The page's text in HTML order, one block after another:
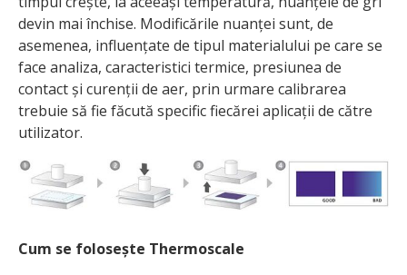
devin mai închise. Modificările nuanței sunt, de
asemenea, influențate de tipul materialului pe care se
face analiza, caracteristici termice, presiunea de
contact și curenții de aer, prin urmare calibrarea
trebuie să fie făcută specific fiecărei aplicații de către
utilizator.
Cum se folosește Thermoscale